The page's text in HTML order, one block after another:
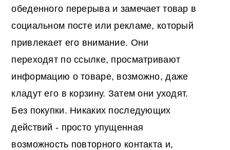
обеденного перерыва и замечает товар в
социальном посте или рекламе, который
привлекает его внимание. Они
переходят по ссылке, просматривают
информацию о товаре, возможно, даже
кладут его в корзину. Затем они уходят.
Без покупки. Никаких последующих
действий - просто упущенная
возможность повторного контакта и,